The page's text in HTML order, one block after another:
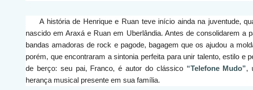
A história de Henrique e Ruan teve início ainda na juventude,
nascido em Araxá e Ruan em Uberlândia. Antes de consolidarem a
bandas amadoras de rock e pagode, bagagem que os ajudou a
porém, que encontraram a sintonia perfeita para unir talento, estilo e
de berço: seu pai, Franco, é autor do clássico “Telefone Mudo”,
herança musical presente em sua família.